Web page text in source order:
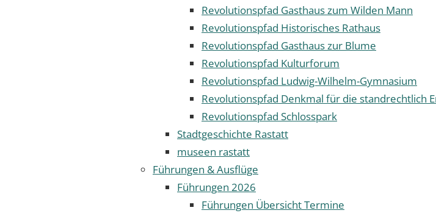
Revolutionspfad Gasthaus zum Wilden Mann
Revolutionspfad Historisches Rathaus
Revolutionspfad Gasthaus zur Blume
Revolutionspfad Kulturforum
Revolutionspfad Ludwig-Wilhelm-Gymnasium
Revolutionspfad Denkmal für die standrechtlich
Revolutionspfad Schlosspark
Stadtgeschichte Rastatt
museen rastatt
Führungen & Ausflüge
Führungen 2026
Führungen Übersicht Termine